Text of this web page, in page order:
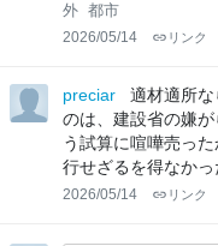
外 都市
2026/05/14 リンク
preciar
適材適所
のは、建設省の嫌
う試算に喧嘩売っ
行せざるを得なか
2026/05/14 リンク